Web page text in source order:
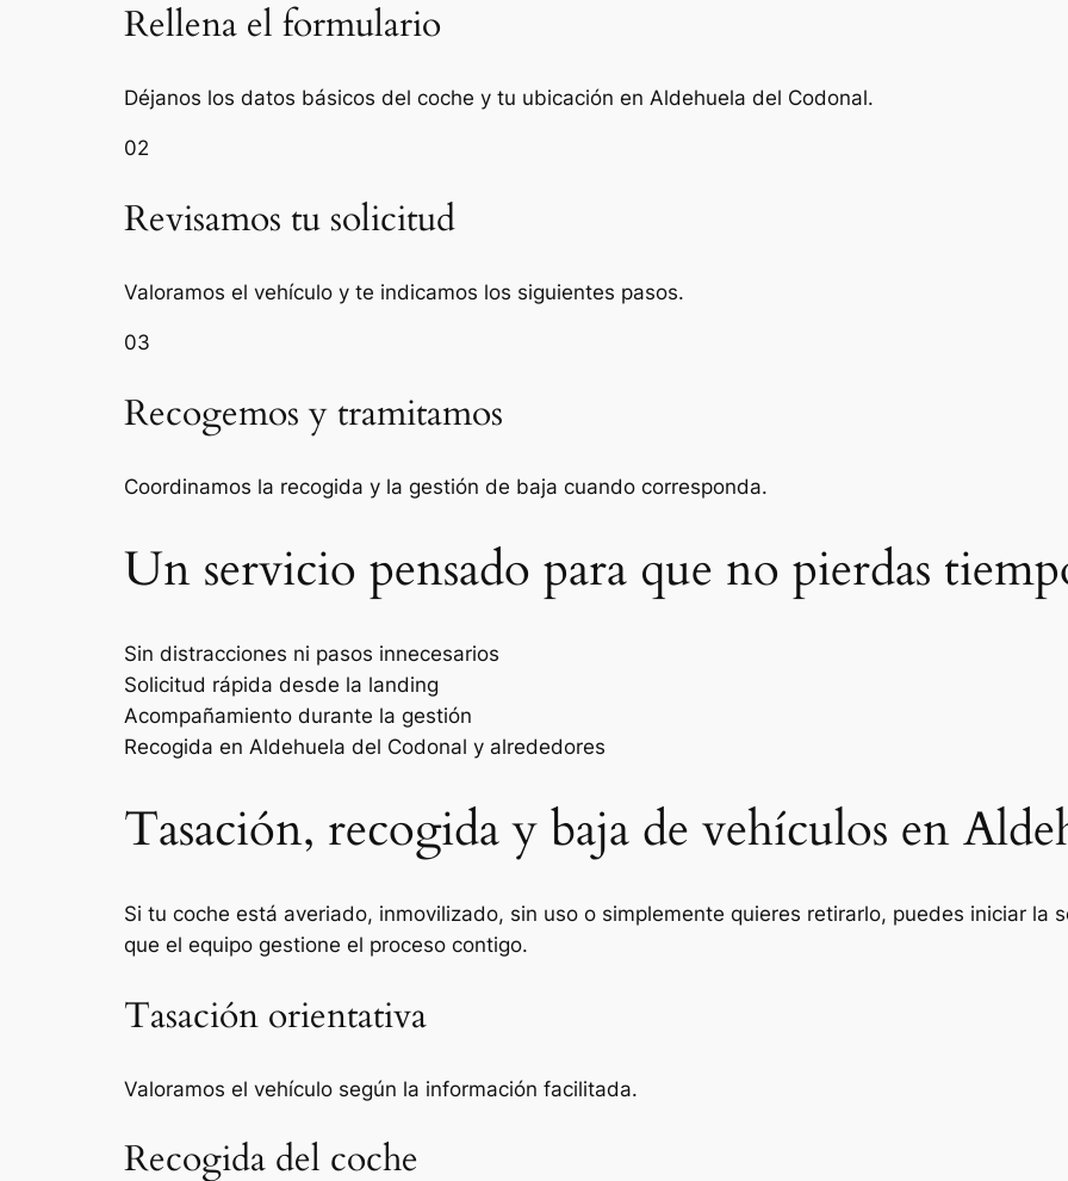
Rellena el formulario
Déjanos los datos básicos del coche y tu ubicación en Aldehuela del Codonal.
02
Revisamos tu solicitud
Valoramos el vehículo y te indicamos los siguientes pasos.
03
Recogemos y tramitamos
Coordinamos la recogida y la gestión de baja cuando corresponda.
Un servicio pensado para que no pierdas
Sin distracciones ni pasos innecesarios
Solicitud rápida desde la landing
Acompañamiento durante la gestión
Recogida en Aldehuela del Codonal y alrededores
Tasación, recogida y baja de vehículos en
Si tu coche está averiado, inmovilizado, sin uso o simplemente quieres retirarlo, puedes iniciar la
que el equipo gestione el proceso contigo.
Tasación orientativa
Valoramos el vehículo según la información facilitada.
Recogida del coche